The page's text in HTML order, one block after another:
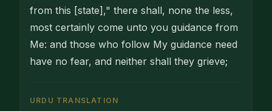
from this [state]," there shall, none the less,
most certainly come unto you guidance from
Me: and those who follow My guidance need
have no fear, and neither shall they grieve;
URDU TRANSLATION